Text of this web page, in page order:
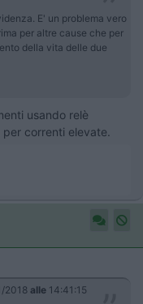
E' un problema vero
per altre cause che per
della vita delle due
usando relè
correnti elevate.
2018 alle 14:41:15